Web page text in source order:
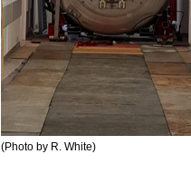
(Photo by R. White)